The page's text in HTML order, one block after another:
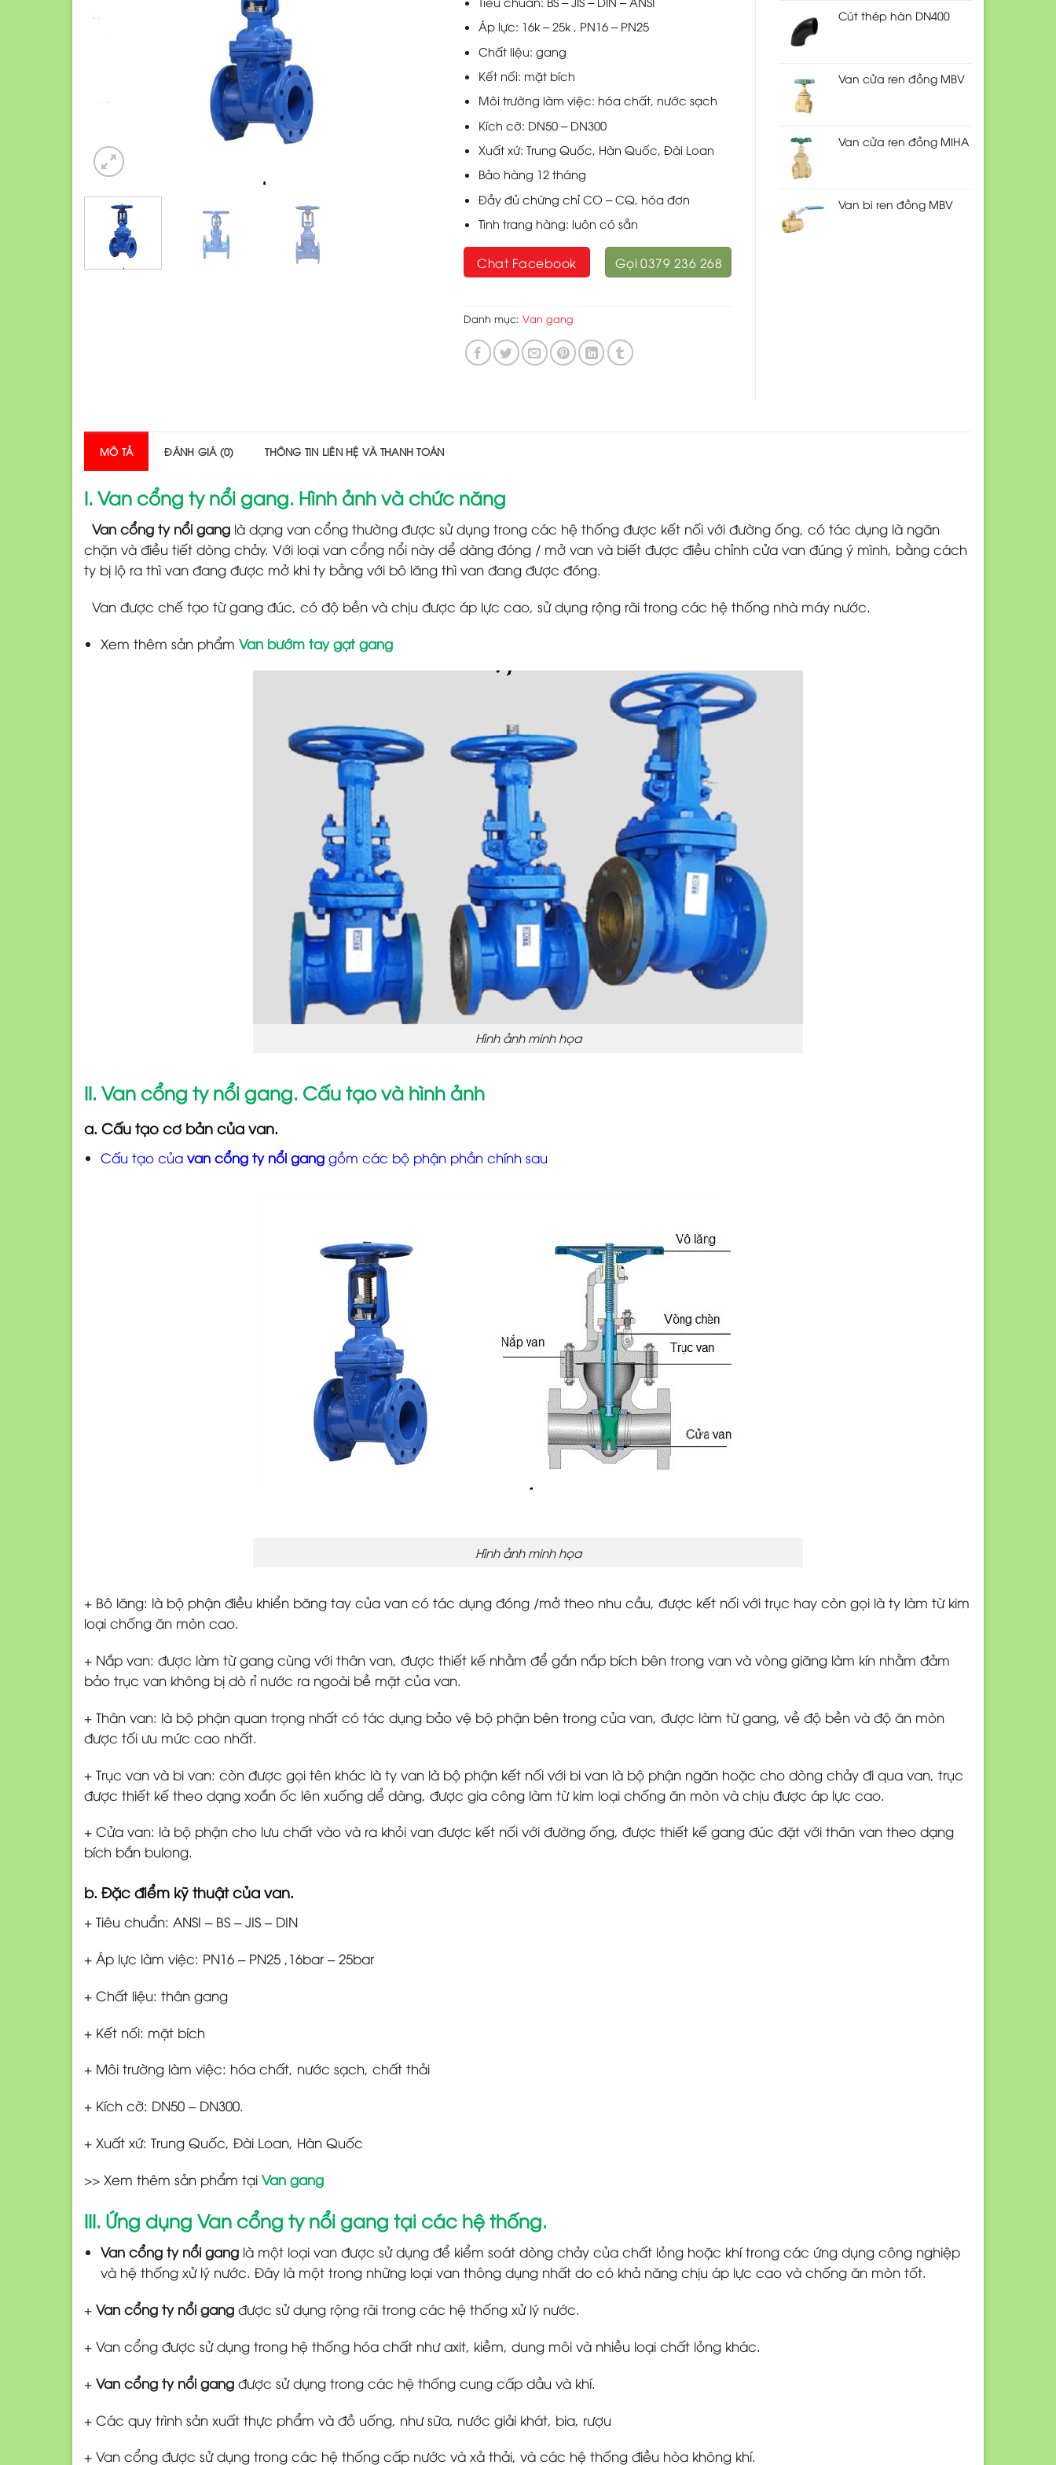
Áp lực: 16k – 25k , PN16 – PN25
Chất liệu: gang
Kết nối: mặt bích
Môi trường làm việc: hóa chất, nước sạch
Kích cỡ: DN50 – DN300
Xuất xứ: Trung Quốc, Hàn Quốc, Đài Loan
Bảo hàng 12 tháng
Đầy đủ chứng chỉ CO – CQ, hóa đơn
Tình trang hàng: luôn có sẵn
Chat Facebook Gọi 0379 236 268
Danh mục:Van gang
Cút thép hàn DN400
Van cửa ren đồng MBV
Van cửa ren đồng MIHA
Van bi ren đồng MBV
MÔ TẢ ĐÁNH GIÁ (0) THÔNG TIN LIÊN HỆ VÀ THANH TOÁN
I. Van cổng ty nổi gang. Hình ảnh và chức năng
Van cổng ty nổi gang là dạng van cổng thường được sử dụng trong các hệ thống được kết nối với đường ống, có tác dụng là ngăn
chặn và điều tiết dòng chảy. Với loại van cổng nổi này dể dàng đóng / mở van và biết được điều chỉnh cửa van đúng ý mình, bằng cách
ty bị lộ ra thì van đang được mở khi ty bằng với bô lăng thì van đang được đóng.
Van được chế tạo từ gang đúc, có độ bền và chịu được áp lực cao, sử dụng rộng rãi trong các hệ thống nhà máy nước.
Xem thêm sản phẩm Van bướm tay gạt gang
Hình ảnh minh họa
II. Van cổng ty nổi gang. Cấu tạo và hình ảnh
a. Cấu tạo cơ bản của van.
Cấu tạo của van cổng ty nổi ganggồm các bộ phận phần chính sau
Hình ảnh minh họa
+ Bô lăng: là bộ phận điều khiển băng tay của van có tác dụng đóng /mở theo nhu cầu, được kết nối với trục hay còn gọi là ty làm từ kim
loại chống ăn mòn cao.
+ Nắp van: được làm từ gang cùng với thân van, được thiết kế nhằm để gắn nắp bích bên trong van và vòng giăng làm kín nhằm đảm
bảo trục van không bị dò rỉ nước ra ngoài bề mặt của van.
+ Thân van: là bộ phận quan trọng nhất có tác dụng bảo vệ bộ phận bên trong của van, được làm từ gang, về độ bền và độ ăn mòn
được tối ưu mức cao nhất.
+ Trục van và bi van: còn được gọi tên khác là ty van là bộ phận kết nối với bi van là bộ phận ngăn hoặc cho dòng chảy đi qua van, trục
được thiết kế theo dạng xoắn ốc lên xuống dể dàng, được gia công làm từ kim loại chống ăn mòn và chịu được áp lực cao.
+ Cửa van: là bộ phận cho lưu chất vào và ra khỏi van được kết nối với đường ống, được thiết kế gang đúc đặt với thân van theo dạng
bích bắn bulong.
b. Đặc điểm kỹ thuật của van.
+ Tiêu chuẩn: ANSI – BS – JIS – DIN
+ Áp lực làm việc: PN16 – PN25 ,16bar – 25bar
+ Chất liệu: thân gang
+ Kết nối: mặt bích
+ Môi trường làm việc: hóa chất, nước sạch, chất thải
+ Kích cỡ: DN50 – DN300.
+ Xuất xứ: Trung Quốc, Đài Loan, Hàn Quốc
>> Xem thêm sản phẩm tại Van gang
III. Ứng dụng Van cổng ty nổi gang tại các hệ thống.
Van cổng ty nổi ganglà một loại van được sử dụng để kiểm soát dòng chảy của chất lỏng hoặc khí trong các ứng dụng công nghiệp
và hệ thống xử lý nước. Đây là một trong những loại van thông dụng nhất do có khả năng chịu áp lực cao và chống ăn mòn tốt.
+ Van cổng ty nổi gang được sử dụng rộng rãi trong các hệ thống xử lý nước.
+ Van cổng được sử dụng trong hệ thống hóa chất như axit, kiềm, dung môi và nhiều loại chất lỏng khác.
+ Van cổng ty nổi gang được sử dụng trong các hệ thống cung cấp dầu và khí.
+ Các quy trình sản xuất thực phẩm và đồ uống, như sữa, nước giải khát, bia, rượu
+ Van cổng được sử dụng trong các hệ thống cấp nước và xả thải, và các hệ thống điều hòa không khí.